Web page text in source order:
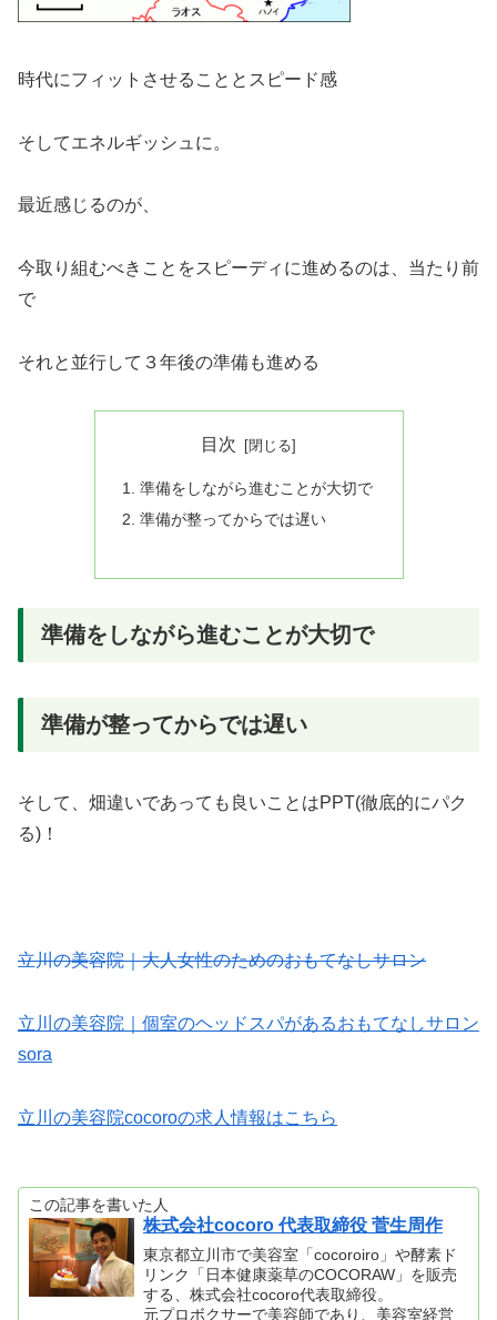
時代にフィットさせることとスピード感
そしてエネルギッシュに。
最近感じるのが、
今取り組むべきことをスピーディに進めるのは、当たり前
で
それと並行して３年後の準備も進める
目次
準備をしながら進むことが大切で
準備が整ってからでは遅い
準備をしながら進むことが大切で
準備が整ってからでは遅い
そして、畑違いであっても良いことはPPT(徹底的にパク
る)！
立川の美容院｜大人女性のためのおもてなしサロン
立川の美容院｜個室のヘッドスパがあるおもてなしサロン
sora
立川の美容院cocoroの求人情報はこちら
この記事を書いた人
株式会社cocoro 代表取締役 菅生周作
東京都立川市で美容室「cocoroiro」や酵素ド
リンク「日本健康薬草のCOCORAW」を販売
する、株式会社cocoro代表取締役。
元プロボクサーで美容師であり、美容室経営